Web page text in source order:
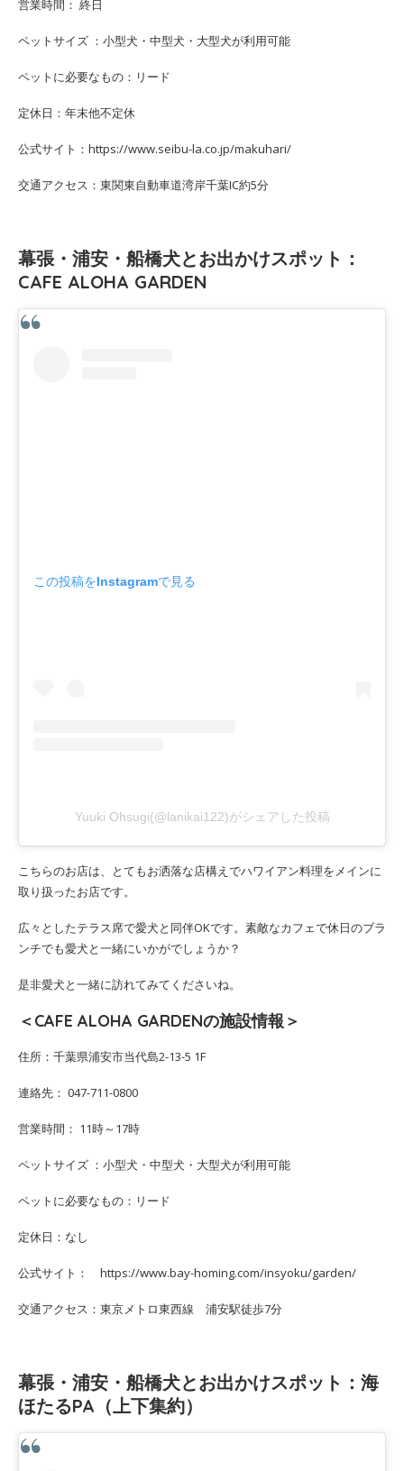
営業時間： 終日
ペットサイズ ：小型犬・中型犬・大型犬が利用可能
ペットに必要なもの：リード
定休日：年末他不定休
公式サイト：https://www.seibu-la.co.jp/makuhari/
交通アクセス：東関東自動車道湾岸千葉IC約5分
幕張・浦安・船橋犬とお出かけスポット：
CAFE ALOHA GARDEN
この投稿をInstagramで見る
Yuuki Ohsugi(@lanikai122)がシェアした投稿
こちらのお店は、とてもお洒落な店構えでハワイアン料理をメインに
取り扱ったお店です。
広々としたテラス席で愛犬と同伴OKです。素敵なカフェで休日のブラ
ンチでも愛犬と一緒にいかがでしょうか？
是非愛犬と一緒に訪れてみてくださいね。
＜CAFE ALOHA GARDENの施設情報＞
住所：千葉県浦安市当代島2-13-5 1F
連絡先： 047-711-0800
営業時間： 11時～17時
ペットサイズ ：小型犬・中型犬・大型犬が利用可能
ペットに必要なもの：リード
定休日：なし
公式サイト： https://www.bay-homing.com/insyoku/garden/
交通アクセス：東京メトロ東西線 浦安駅徒歩7分
幕張・浦安・船橋犬とお出かけスポット：海
ほたるPA（上下集約）